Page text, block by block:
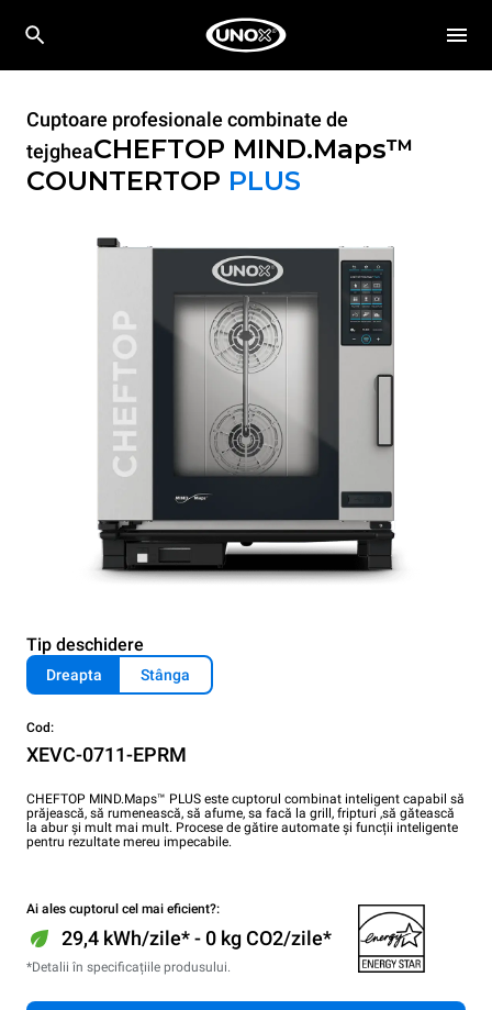
Cuptoare profesionale combinate de
tejgheaCHEFTOP MIND.Maps™
COUNTERTOP PLUS
Tip deschidere
Dreapta Stânga
Cod:
XEVC-0711-EPRM
CHEFTOP MIND.Maps™ PLUS este cuptorul combinat inteligent capabil să
prăjească, să rumenească, să afume, sa facă la grill, fripturi ,să gătească
la abur și mult mai mult. Procese de gătire automate și funcții inteligente
pentru rezultate mereu impecabile.
Ai ales cuptorul cel mai eficient?:
29,4 kWh/zile* - 0 kg CO2/zile*
*Detalii în specificațiile produsului.